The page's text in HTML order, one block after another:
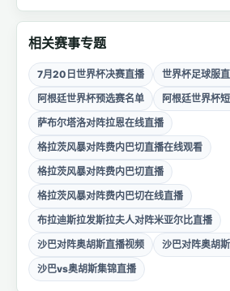
相关赛事专题
7月20日世界杯决赛直播
世界杯足球服
阿根廷世界杯预选赛名单
阿根廷世界杯
萨布尔塔洛对阵拉恩在线直播
格拉茨风暴对阵费内巴切直播在线观看
格拉茨风暴对阵费内巴切直播
格拉茨风暴对阵费内巴切在线直播
布拉迪斯拉发斯拉夫人对阵米亚尔比直播
沙巴对阵奥胡斯直播视频
沙巴对阵奥胡
沙巴vs奥胡斯集锦直播